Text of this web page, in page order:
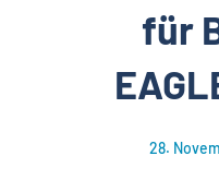
für
28.